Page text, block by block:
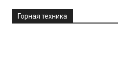
Горная техника